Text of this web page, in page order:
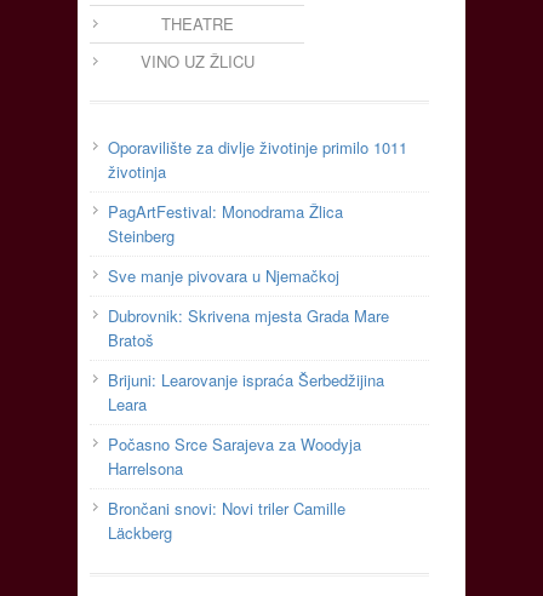
THEATRE
VINO UZ ŽLICU
Oporavilište za divlje životinje primilo 1011
životinja
PagArtFestival: Monodrama Žlica
Steinberg
Sve manje pivovara u Njemačkoj
Dubrovnik: Skrivena mjesta Grada Mare
Bratoš
Brijuni: Learovanje ispraća Šerbedžijina
Leara
Počasno Srce Sarajeva za Woodyja
Harrelsona
Brončani snovi: Novi triler Camille
Läckberg